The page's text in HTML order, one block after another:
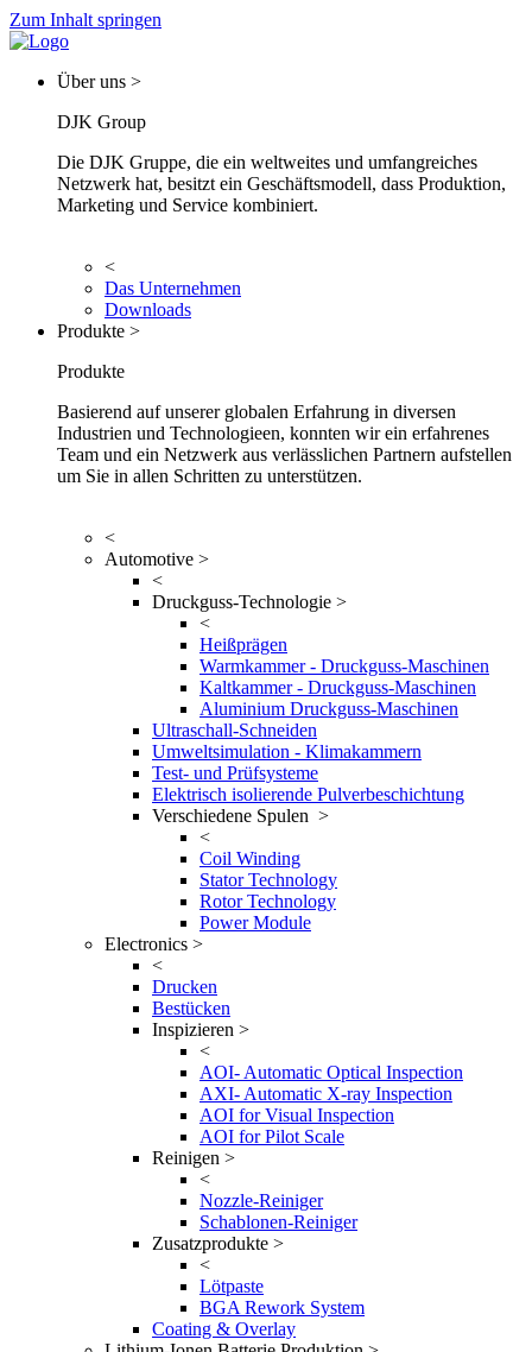
Zum Inhalt springen
Über uns >
DJK Group
Die DJK Gruppe, die ein weltweites und umfangreiches
Netzwerk hat, besitzt ein Geschäftsmodell, dass Produktion,
Marketing und Service kombiniert.
<
Das Unternehmen
Downloads
Produkte >
Produkte
Basierend auf unserer globalen Erfahrung in diversen
Industrien und Technologieen, konnten wir ein erfahrenes
Team und ein Netzwerk aus verlässlichen Partnern aufstellen
um Sie in allen Schritten zu unterstützen.
<
Automotive >
<
Druckguss-Technologie >
<
Heißprägen
Warmkammer - Druckguss-Maschinen
Kaltkammer - Druckguss-Maschinen
Aluminium Druckguss-Maschinen
Ultraschall-Schneiden
Umweltsimulation - Klimakammern
Test- und Prüfsysteme
Elektrisch isolierende Pulverbeschichtung
Verschiedene Spulen >
<
Coil Winding
Stator Technology
Rotor Technology
Power Module
Electronics >
<
Drucken
Bestücken
Inspizieren >
<
AOI- Automatic Optical Inspection
AXI- Automatic X-ray Inspection
AOI for Visual Inspection
AOI for Pilot Scale
Reinigen >
<
Nozzle-Reiniger
Schablonen-Reiniger
Zusatzprodukte >
<
Lötpaste
BGA Rework System
Coating & Overlay